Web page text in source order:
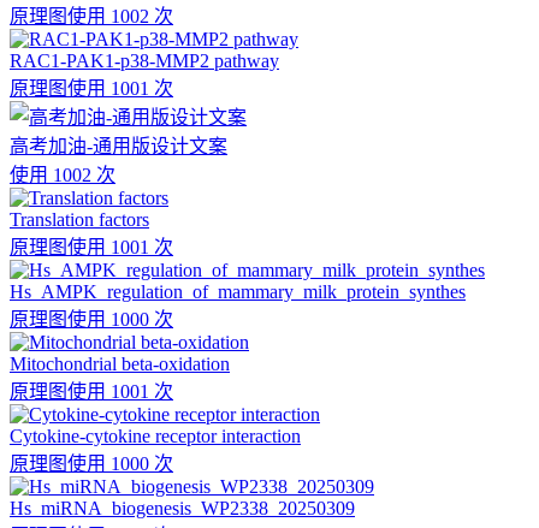
原理图使用 1002 次
RAC1-PAK1-p38-MMP2 pathway
原理图使用 1001 次
高考加油-通用版设计文案
使用 1002 次
Translation factors
原理图使用 1001 次
Hs_AMPK_regulation_of_mammary_milk_protein_synthes
原理图使用 1000 次
Mitochondrial beta-oxidation
原理图使用 1001 次
Cytokine-cytokine receptor interaction
原理图使用 1000 次
Hs_miRNA_biogenesis_WP2338_20250309